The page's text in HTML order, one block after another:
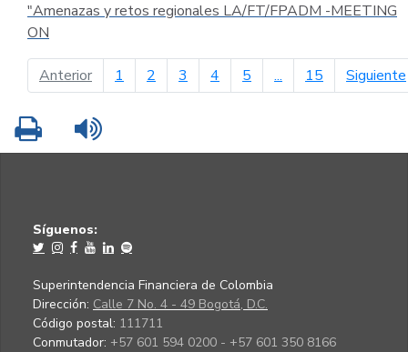
"Amenazas y retos regionales LA/FT/FPADM -MEETING
ON
Anteriorpágina anterior
1 2 3 4 5 ... 15 Siguiente
Imprimir
Síguenos:
Superintendencia Financiera de Colombia
Dirección: Calle 7 No. 4 - 49 Bogotá, D.C.
Código postal: 111711
Conmutador: +57 601 594 0200 - +57 601 350 8166